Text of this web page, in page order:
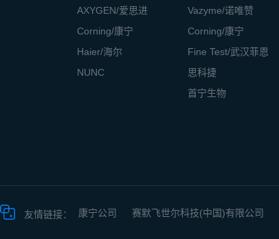
AXYGEN/爱思进
Corning/康宁
Haier/海尔
NUNC
Vazyme/诺唯赞
Corning/康宁
Fine Test/武汉菲恩
思科捷
首宁生物
友情链接： 康宁公司 赛默飞世尔科技(中国)有限公司